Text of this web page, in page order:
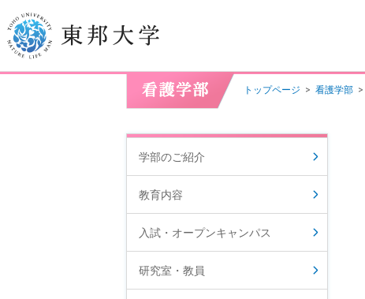
学長挨拶
建学の精神/教育の理念
東邦大学学則・
大学院規程
学位授与数
トップページ > 看護学部 >
学部のご紹介
教育内容
入試・オープンキャンパス
研究室・教員